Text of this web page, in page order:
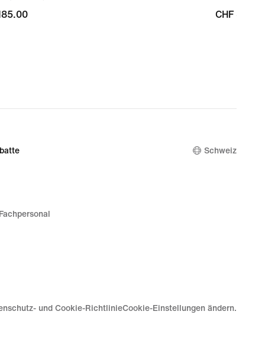
CHF 35.00
CHF 35.00
Schweiz
und Cookie-RichtlinieCookie-Einstellungen ändern.